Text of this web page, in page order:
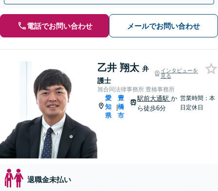
電話でお問い合わせ メールでお問い合わせ
乙井 翔太 弁
護士
インタビューを
見る
旭合同法律事務所 豊橋事務所
愛
知
県
|
豊
橋
市
駅前大通駅 か
ら徒歩6分
営業時間：本
日定休日
退職金未払い